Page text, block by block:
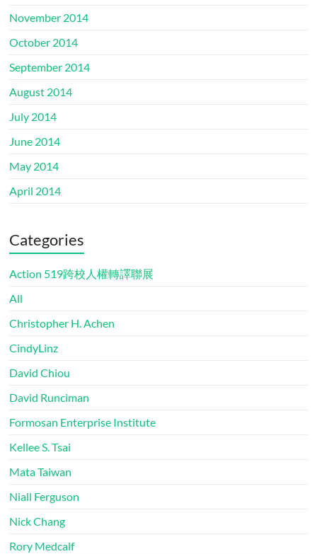
November 2014
October 2014
September 2014
August 2014
July 2014
June 2014
May 2014
April 2014
Categories
Action 519跨校人權轉譯聯展
All
Christopher H. Achen
CindyLinz
David Chiou
David Runciman
Formosan Enterprise Institute
Kellee S. Tsai
Mata Taiwan
Niall Ferguson
Nick Chang
Rory Medcalf